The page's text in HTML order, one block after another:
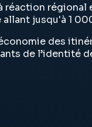
réaction
jusqu'à 1
des
de l’identité